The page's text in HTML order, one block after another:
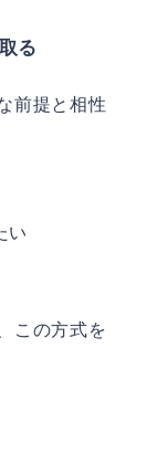
る
前提と相性
い
この方式を